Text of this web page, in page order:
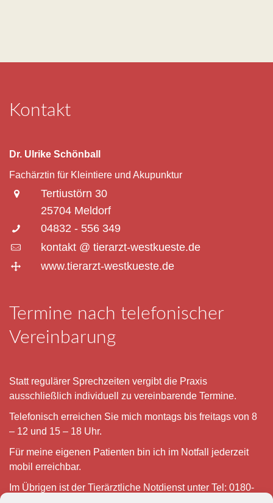
Kontakt
Dr. Ulrike Schönball
Fachärztin für Kleintiere und Akupunktur
Tertiustörn 30
25704 Meldorf
04832 - 556 349
kontakt @ tierarzt-westkueste.de
www.tierarzt-westkueste.de
Termine nach telefonischer
Vereinbarung
Statt regulärer Sprechzeiten vergibt die Praxis
ausschließlich individuell zu vereinbarende Termine.
Telefonisch erreichen Sie mich montags bis freitags von 8
– 12 und 15 – 18 Uhr.
Für meine eigenen Patienten bin ich im Notfall jederzeit
mobil erreichbar.
Im Übrigen ist der Tierärztliche Notdienst unter Tel: 0180-